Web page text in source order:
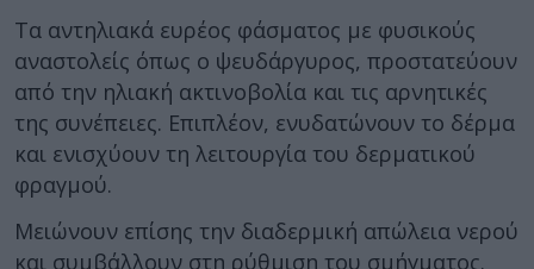
Τα αντηλιακά ευρέος φάσματος με φυσικούς
αναστολείς όπως ο ψευδάργυρος, προστατεύουν
από την ηλιακή ακτινοβολία και τις αρνητικές
της συνέπειες. Επιπλέον, ενυδατώνουν το δέρμα
και ενισχύουν τη λειτουργία του δερματικού
φραγμού.
Μειώνουν επίσης την διαδερμική απώλεια νερού
και συμβάλλουν στη ρύθμιση του σμήγματος.